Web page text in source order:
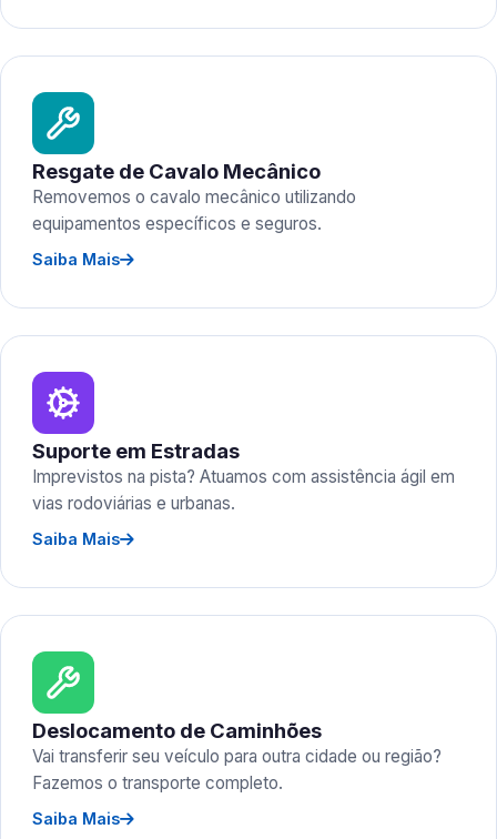
Resgate de Cavalo Mecânico
Removemos o cavalo mecânico utilizando
equipamentos específicos e seguros.
Saiba Mais
Suporte em Estradas
Imprevistos na pista? Atuamos com assistência ágil em
vias rodoviárias e urbanas.
Saiba Mais
Deslocamento de Caminhões
Vai transferir seu veículo para outra cidade ou região?
Fazemos o transporte completo.
Saiba Mais